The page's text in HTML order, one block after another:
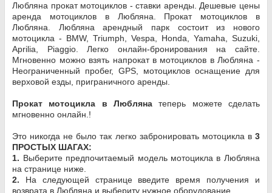
Любляна прокат мотоциклов - ставки аренды. Дешевые цены
аренда мотоциклов в Любляна. Прокат мотоциклов в
Любляна. Любляна арендный парк состоит из нового
мотоцикла - BMW, Triumph, Vespa, Honda, Yamaha, Suzuki,
Aprilia, Piaggio. Легко онлайн-бронирования на сайте.
Мгновенно можно взять напрокат в мотоциклов в Любляна -
Неограниченный пробег, GPS, мотоциклов оснащение для
верховой езды, приграничного аренды.
Прокат мотоцикла в Любляна теперь можете сделать
мгновенно онлайн.!
Это никогда не было так легко забронировать мотоцикла в 3
ПРОСТЫХ ШАГАХ:
1. Выберите предпочитаемый модель мотоцикла в Любляна
на странице ниже.
2. На следующей странице введите время получения и
возврата в Любляна и выбериту нужное оборудование.